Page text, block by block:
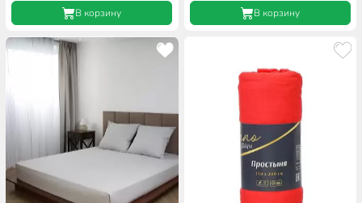
В корзину В корзину